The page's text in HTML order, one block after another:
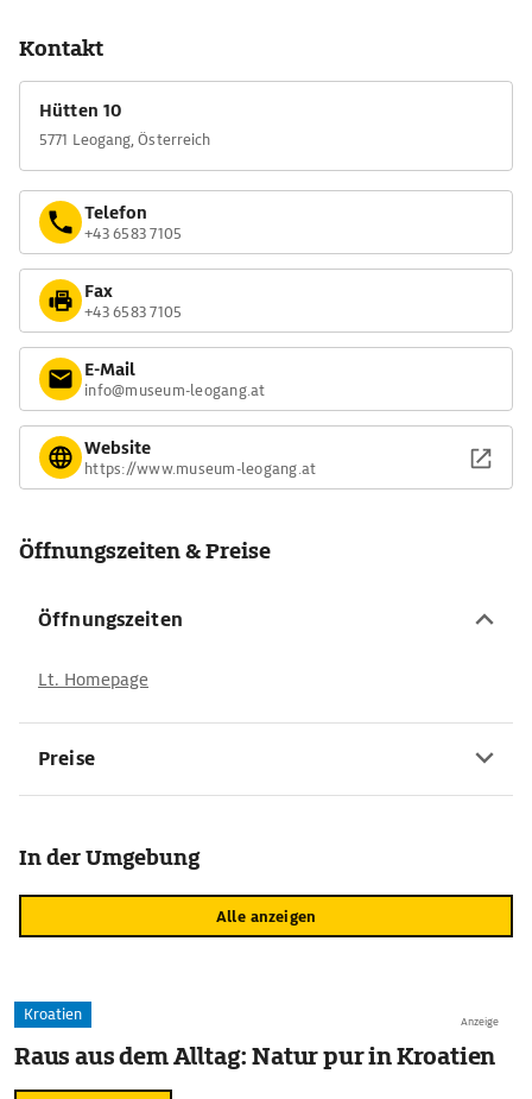
Kontakt
Hütten 10
5771 Leogang, Österreich
Telefon
+43 6583 7105
Fax
+43 6583 7105
E-Mail
info@museum-leogang.at
Website
https://www.museum-leogang.at
Öffnungszeiten & Preise
Öffnungszeiten
Lt. Homepage
Preise
In der Umgebung
Alle anzeigen
Anzeige
Kroatien
Raus aus dem Alltag: Natur pur in Kroatien